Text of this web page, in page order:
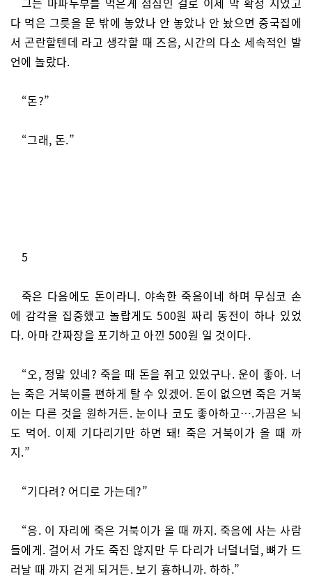
다 먹은 그릇을 문 밖에 놓았나 안 놓았나 안 놨으면 중국집에
서 곤란할텐데 라고 생각할 때 즈음, 시간의 다소 세속적인 발
언에 놀랐다.
“돈?”
“그래, 돈.”
5
죽은 다음에도 돈이라니. 야속한 죽음이네 하며 무심코 손
에 감각을 집중했고 놀랍게도 500원 짜리 동전이 하나 있었
다. 아마 간짜장을 포기하고 아낀 500원 일 것이다.
“오, 정말 있네? 죽을 때 돈을 쥐고 있었구나. 운이 좋아. 너
는 죽은 거북이를 편하게 탈 수 있겠어. 돈이 없으면 죽은 거북
이는 다른 것을 원하거든. 눈이나 코도 좋아하고….가끔은 뇌
도 먹어. 이제 기다리기만 하면 돼! 죽은 거북이가 올 때 까
지.”
“기다려? 어디로 가는데?”
“응. 이 자리에 죽은 거북이가 올 때 까지. 죽음에 사는 사람
들에게. 걸어서 가도 죽진 않지만 두 다리가 너덜너덜, 뼈가 드
러날 때 까지 걷게 되거든. 보기 흉하니까. 하하.”